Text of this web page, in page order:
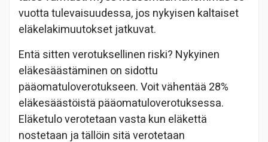
vuotta tulevaisuudessa, jos nykyisen kaltaiset
eläkelakimuutokset jatkuvat.
Entä sitten verotuksellinen riski? Nykyinen
eläkesäästäminen on sidottu
pääomatuloverotukseen. Voit vähentää 28%
eläkesäästöistä pääomatuloverotuksessa.
Eläketulo verotetaan vasta kun eläkettä
nostetaan ja tällöin sitä verotetaan